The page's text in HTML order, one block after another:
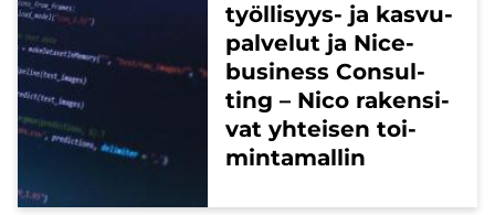
työllisyys-​ ja kas­vu­
pal­ve­lut ja Nice-​
business Con­sul­
ting – Nico ra­ken­si­
vat yh­tei­sen toi­
min­ta­mal­lin